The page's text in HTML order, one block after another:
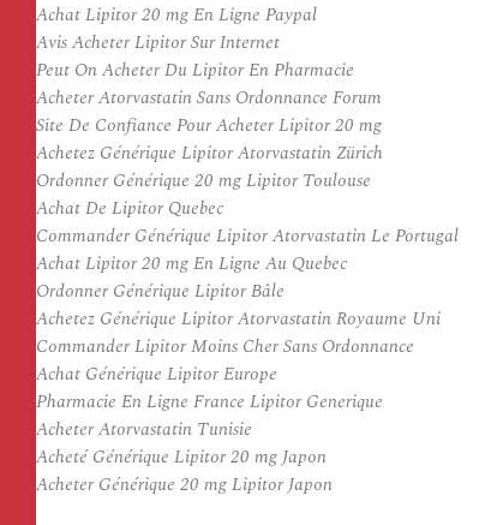
Achat Lipitor 20 mg En Ligne Paypal
Avis Acheter Lipitor Sur Internet
Peut On Acheter Du Lipitor En Pharmacie
Acheter Atorvastatin Sans Ordonnance Forum
Site De Confiance Pour Acheter Lipitor 20 mg
Achetez Générique Lipitor Atorvastatin Zürich
Ordonner Générique 20 mg Lipitor Toulouse
Achat De Lipitor Quebec
Commander Générique Lipitor Atorvastatin Le Portugal
Achat Lipitor 20 mg En Ligne Au Quebec
Ordonner Générique Lipitor Bâle
Achetez Générique Lipitor Atorvastatin Royaume Uni
Commander Lipitor Moins Cher Sans Ordonnance
Achat Générique Lipitor Europe
Pharmacie En Ligne France Lipitor Generique
Acheter Atorvastatin Tunisie
Acheté Générique Lipitor 20 mg Japon
Acheter Générique 20 mg Lipitor Japon